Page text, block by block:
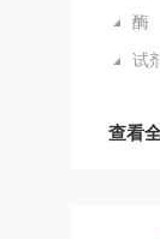
酶
试
查看